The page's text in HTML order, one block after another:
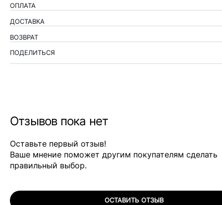
ОПЛАТА
ДОСТАВКА
ВОЗВРАТ
ПОДЕЛИТЬСЯ
Отзывов пока нет
Оставьте первый отзыв!
Ваше мнение поможет другим покупателям сделать
правильный выбор.
ОСТАВИТЬ ОТЗЫВ